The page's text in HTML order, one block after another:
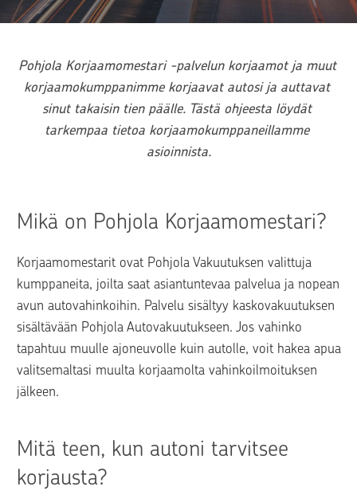
Pohjola Korjaamomestari -palvelun korjaamot ja muut
korjaamokumppanimme korjaavat autosi ja auttavat
sinut takaisin tien päälle. Tästä ohjeesta löydät
tarkempaa tietoa korjaamokumppaneillamme
asioinnista.
Mikä on Pohjola Korjaamomestari?
Korjaamomestarit ovat Pohjola Vakuutuksen valittuja
kumppaneita, joilta saat asiantuntevaa palvelua ja nopean
avun autovahinkoihin. Palvelu sisältyy kaskovakuutuksen
sisältävään Pohjola Autovakuutukseen. Jos vahinko
tapahtuu muulle ajoneuvolle kuin autolle, voit hakea apua
valitsemaltasi muulta korjaamolta vahinkoilmoituksen
jälkeen.
Mitä teen, kun autoni tarvitsee
korjausta?